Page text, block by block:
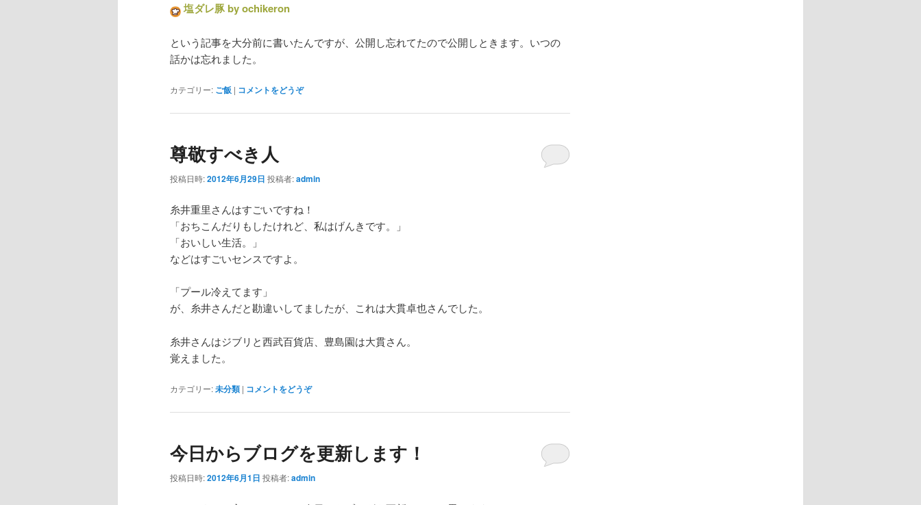
塩ダレ豚 by ochikeron
という記事を大分前に書いたんですが、公開し忘れてたので公開しときます。いつの
話かは忘れました。
カテゴリー: ご飯 | コメントをどうぞ
尊敬すべき人
投稿日時:2012年6月29日 投稿者:admin
糸井重里さんはすごいですね！
「おちこんだりもしたけれど、私はげんきです。」
「おいしい生活。」
などはすごいセンスですよ。
「プール冷えてます」
が、糸井さんだと勘違いしてましたが、これは大貫卓也さんでした。
糸井さんはジブリと西武百貨店、豊島園は大貫さん。
覚えました。
カテゴリー:未分類 | コメントをどうぞ
今日からブログを更新します！
投稿日時:2012年6月1日 投稿者:admin